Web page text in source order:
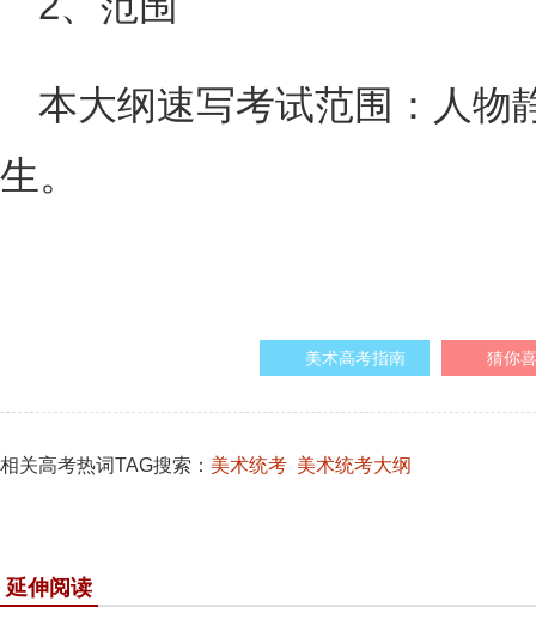
本大纲速写考试范围：人物
生。
美术高考指南 猜你
相关高考热词TAG搜索： 美术统考 美术统考大纲
延伸阅读